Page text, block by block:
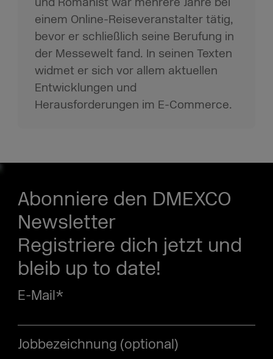
einem Online-Reiseveranstalter tätig,
bevor er schließlich seine Berufung in
der Messewelt fand. In seinen Texten
widmet er sich vor allem aktuellen
Entwicklungen und
Herausforderungen im E-Commerce.
Abonniere den DMEXCO
Newsletter
Registriere dich jetzt und
bleib up to date!
E-Mail*
Jobbezeichnung (optional)